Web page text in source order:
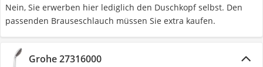
Nein, Sie erwerben hier lediglich den Duschkopf selbst. Den
passenden Brauseschlauch müssen Sie extra kaufen.
Grohe 27316000